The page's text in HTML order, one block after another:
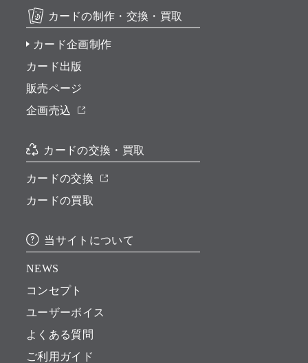
カードの制作・交換・買取
カード企画制作
カード出版
販売ページ
企画売込
カードの交換・買取
カードの交換
カードの買取
当サイトについて
NEWS
コンセプト
ユーザーボイス
よくある質問
ご利用ガイド